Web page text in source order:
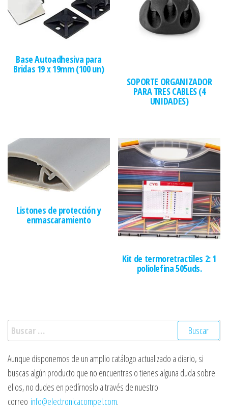
Base Autoadhesiva para
Bridas 19 x 19mm (100 un)
SOPORTE ORGANIZADOR
PARA TRES CABLES (4
UNIDADES)
Listones de protección y
enmascaramiento
Kit de termoretractiles 2: 1
poliolefina 505uds.
Buscar:
Aunque disponemos de un amplio catálogo actualizado a diario, si
buscas algún producto que no encuentras o tienes alguna duda sobre
ellos, no dudes en pedírnoslo a través de nuestro
correo info@electronicacompel.com.